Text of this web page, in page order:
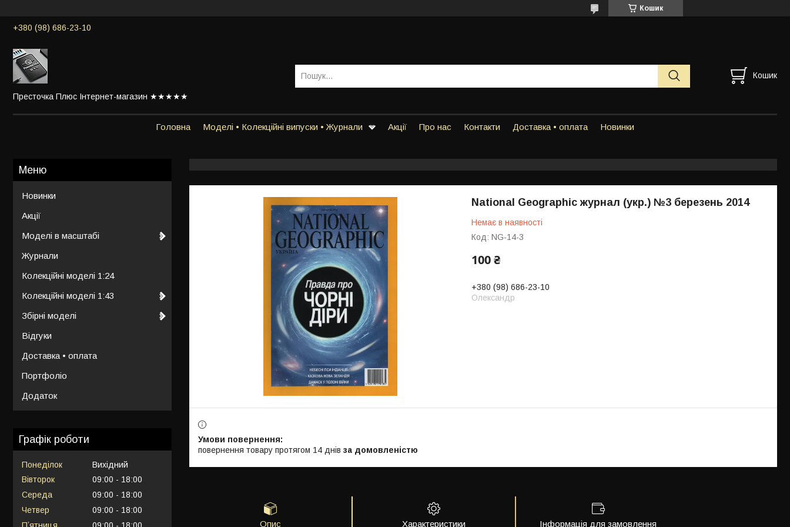
Кошик
+380 (98) 686-23-10
Престочка Плюс Інтернет-магазин ★★★★★
Кошик
Головна Моделі • Колекційні випуски • Журнали Акції Про нас Контакти Доставка • оплата Новинки
National Geographic журнал (укр.) №3 березень 2014
Немає в наявності
Код: NG-14-3
100 ₴
+380 (98) 686-23-10
Олександр
повернення товару протягом 14 днів за домовленістю
Опис Характеристики Інформація для замовлення
Новинки
Акції
Моделі в масштабі
Журнали
Колекційні моделі 1:24
Колекційні моделі 1:43
Збірні моделі
Відгуки
Доставка • оплата
Портфоліо
Додаток
Графік роботи
Понеділок
Вихідний
Вівторок
09:00
18:00
Середа
09:00
18:00
Четвер
09:00
18:00
Пʼятниця
09:00
18:00